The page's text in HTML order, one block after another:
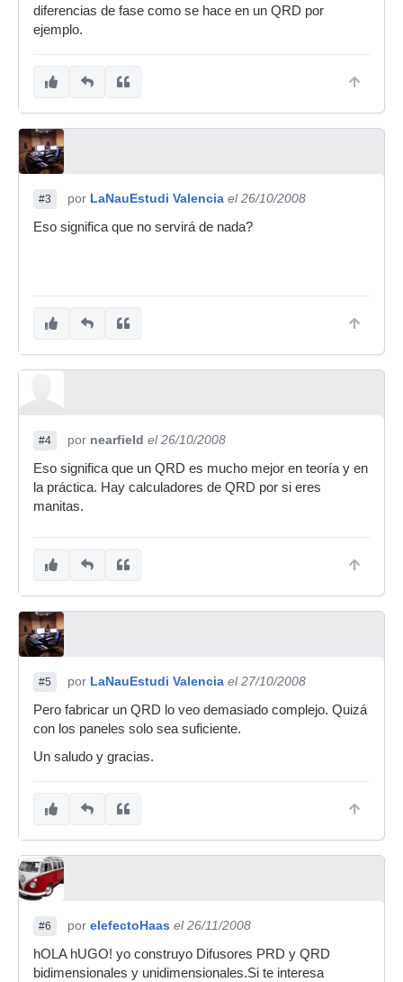
diferencias de fase como se hace en un QRD por
ejemplo.
#3 por LaNauEstudi Valencia el 26/10/2008
Eso significa que no servirá de nada?
#4 por nearfield el 26/10/2008
Eso significa que un QRD es mucho mejor en teoría y en
la práctica. Hay calculadores de QRD por si eres
manitas.
#5 por LaNauEstudi Valencia el 27/10/2008
Pero fabricar un QRD lo veo demasiado complejo. Quizá
con los paneles solo sea suficiente.
Un saludo y gracias.
#6 por elefectoHaas el 26/11/2008
hOLA hUGO! yo construyo Difusores PRD y QRD
bidimensionales y unidimensionales.Si te interesa